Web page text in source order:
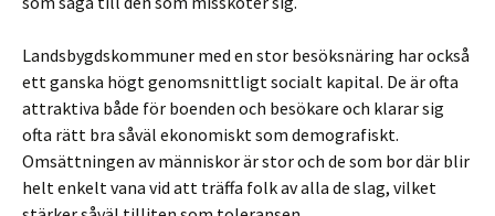
Landsbygdskommuner med en stor besöksnäring har också
ett ganska högt genomsnittligt socialt kapital. De är ofta
attraktiva både för boenden och besökare och klarar sig
ofta rätt bra såväl ekonomiskt som demografiskt.
Omsättningen av människor är stor och de som bor där blir
helt enkelt vana vid att träffa folk av alla de slag, vilket